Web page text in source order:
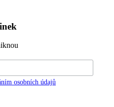
osobních údajů